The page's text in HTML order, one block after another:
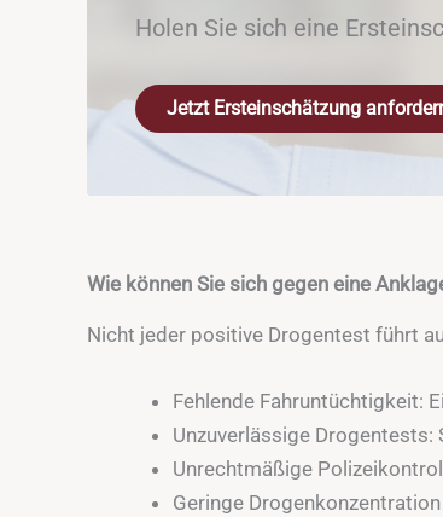
Holen Sie sich eine
Jetzt Ersteinschätzung
Wie können Sie sich gegen eine
Nicht jeder positive Drogentest führt
Fehlende Fahruntüchtigkeit:
Unzuverlässige
Unrechtmäßige
Geringe